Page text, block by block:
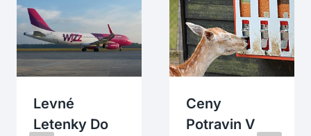
Levné
Letenky Do
Ceny
Potravin V